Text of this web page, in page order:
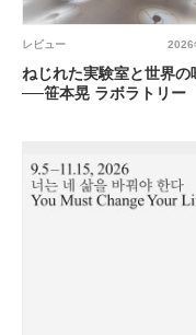
2026
レビュー
ねじれた実験室と世界の
──笹本晃 ラボラトリー